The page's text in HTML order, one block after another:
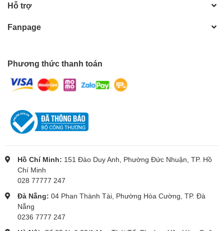
Hỗ trợ
Fanpage
Phương thức thanh toán
Hồ Chí Minh: 151 Đào Duy Anh, Phường Đức Nhuận, TP. Hồ
Chí Minh
028 77777 247
Đà Nẵng: 04 Phan Thành Tài, Phường Hòa Cường, TP. Đà
Nẵng
0236 7777 247